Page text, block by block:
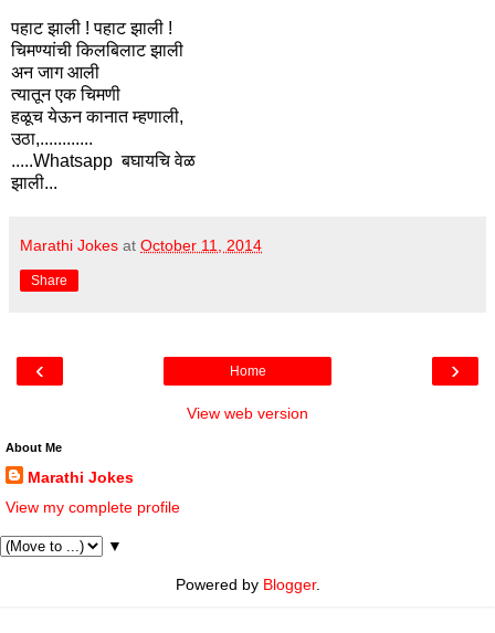
पहाट झाली ! पहाट झाली !
चिमण्यांची किलबिलाट झाली
अन जाग आली
त्यातून एक चिमणी
हळूच येऊन कानात म्हणाली,
उठा,............
.....Whatsapp बघायचि वेळ
झाली...
Marathi Jokes at October 11, 2014
Share
‹ ›
Home
View web version
About Me
Marathi Jokes
View my complete profile
▼
Powered by Blogger.